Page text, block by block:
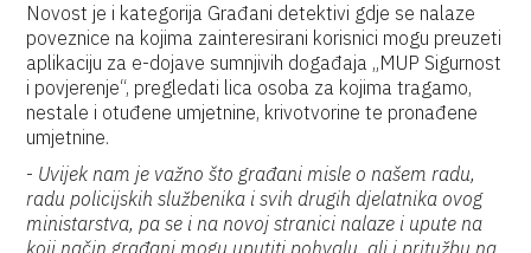
Novost je i kategorija Građani detektivi gdje se nalaze
poveznice na kojima zainteresirani korisnici mogu preuzeti
aplikaciju za e-dojave sumnjivih događaja „MUP Sigurnost
i povjerenje“, pregledati lica osoba za kojima tragamo,
nestale i otuđene umjetnine, krivotvorine te pronađene
umjetnine.
- Uvijek nam je važno što građani misle o našem radu,
radu policijskih službenika i svih drugih djelatnika ovog
ministarstva, pa se i na novoj stranici nalaze i upute na
koji način građani mogu uputiti pohvalu, ali i pritužbu na